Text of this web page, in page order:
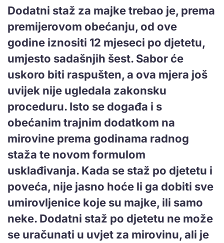
Dodatni staž za majke trebao je, prema
premijerovom obećanju, od ove
godine iznositi 12 mjeseci po djetetu,
umjesto sadašnjih šest. Sabor će
uskoro biti raspušten, a ova mjera još
uvijek nije ugledala zakonsku
proceduru. Isto se događa i s
obećanim trajnim dodatkom na
mirovine prema godinama radnog
staža te novom formulom
usklađivanja. Kada se staž po djetetu i
poveća, nije jasno hoće li ga dobiti sve
umirovljenice koje su majke, ili samo
neke. Dodatni staž po djetetu ne može
se uračunati u uvjet za mirovinu, ali je